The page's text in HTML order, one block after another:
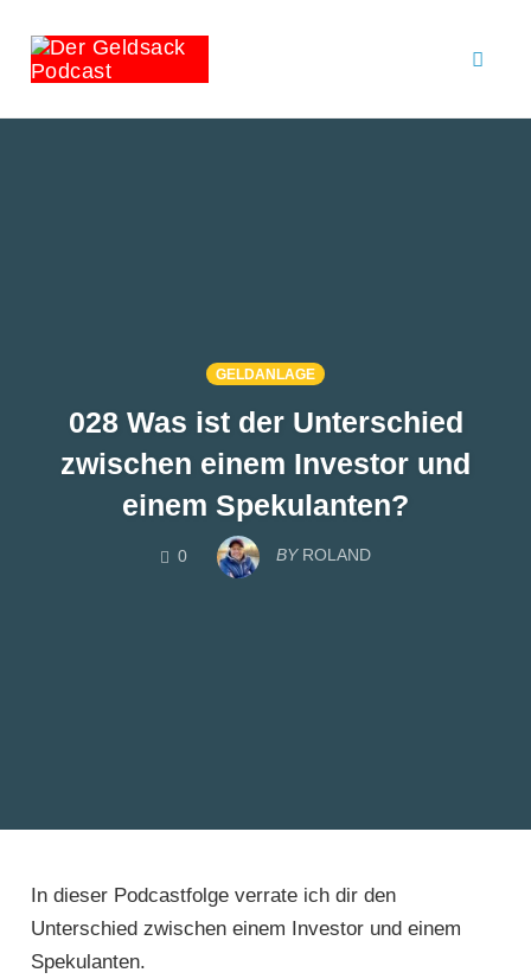
GELDANLAGE
028 Was ist der Unterschied
zwischen einem Investor und
einem Spekulanten?
0
COMMENTS
BY ROLAND
In dieser Podcastfolge verrate ich dir den
Unterschied zwischen einem Investor und einem
Spekulanten.